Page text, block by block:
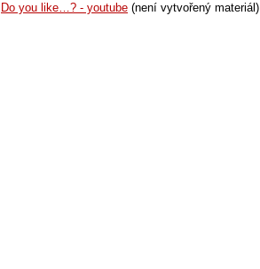
Do you like…? - youtube (není vytvořený materiál)